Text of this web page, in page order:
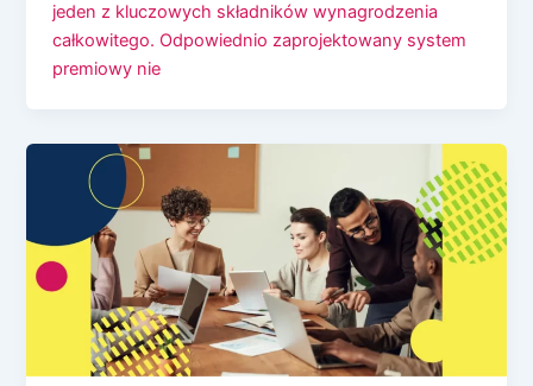
jeden z kluczowych składników wynagrodzenia
całkowitego. Odpowiednio zaprojektowany system
premiowy nie